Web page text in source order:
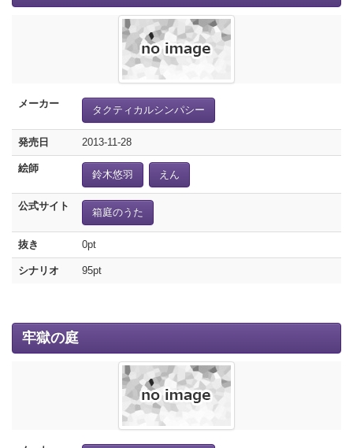
メーカー
タクティカルシンパシー
発売日 2013-11-28
絵師
鈴木悠羽 えん
公式サイト
箱庭のうた
抜き 0pt
シナリオ 95pt
牢獄の庭